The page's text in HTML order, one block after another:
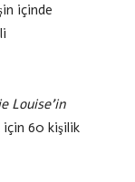
içinde
Louise’in
60 kişilik